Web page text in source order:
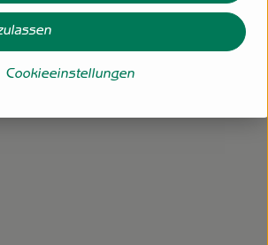
grummersort.de
Cookieeinstellungen